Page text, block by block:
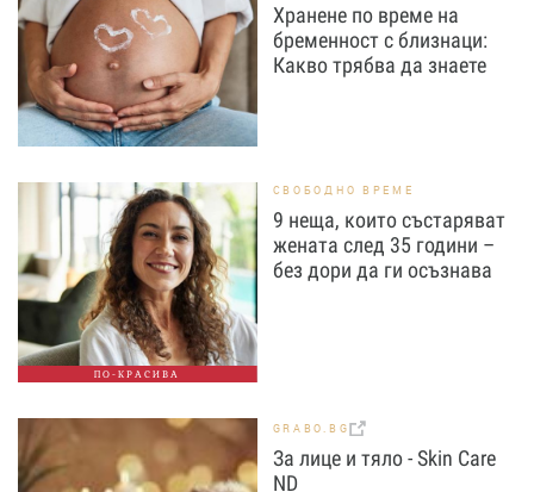
Хранене по време на
бременност с близнаци:
Какво трябва да знаете
ПО-КРАСИВА
СВОБОДНО ВРЕМЕ
9 неща, които състаряват
жената след 35 години –
без дори да ги осъзнава
GRABO.BG
За лице и тяло - Skin Care
ND